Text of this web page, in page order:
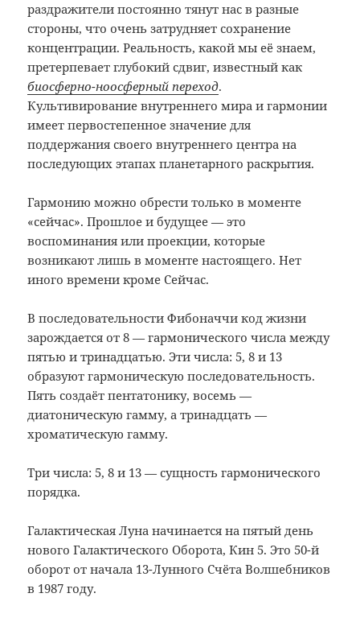
раздражители постоянно тянут нас в разные
стороны, что очень затрудняет сохранение
концентрации. Реальность, какой мы её знаем,
претерпевает глубокий сдвиг, известный как
биосферно-ноосферный переход.
Культивирование внутреннего мира и гармонии
имеет первостепенное значение для
поддержания своего внутреннего центра на
последующих этапах планетарного раскрытия.
Гармонию можно обрести только в моменте
«сейчас». Прошлое и будущее — это
воспоминания или проекции, которые
возникают лишь в моменте настоящего. Нет
иного времени кроме Сейчас.
В последовательности Фибоначчи код жизни
зарождается от 8 — гармонического числа между
пятью и тринадцатью. Эти числа: 5, 8 и 13
образуют гармоническую последовательность.
Пять создаёт пентатонику, восемь —
диатоническую гамму, а тринадцать —
хроматическую гамму.
Три числа: 5, 8 и 13 — сущность гармонического
порядка.
Галактическая Луна начинается на пятый день
нового Галактического Оборота, Кин 5. Это 50-й
оборот от начала 13-Лунного Счёта Волшебников
в 1987 году.